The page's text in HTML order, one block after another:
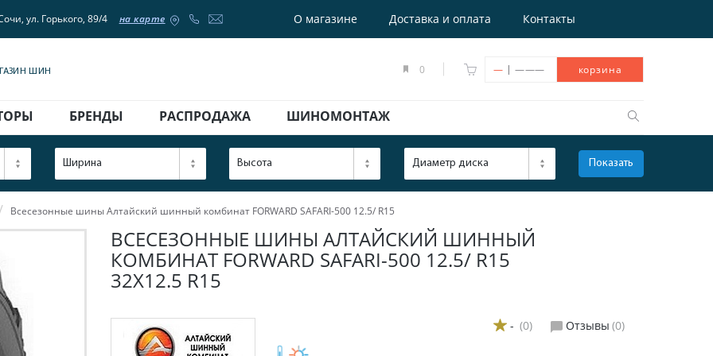
ул. Горького, 89/4 на карте О магазине Доставка и оплата Контакты
ШИН 0 — | ——— корзина
БРЕНДЫ РАСПРОДАЖА ШИНОМОНТАЖ
ОТКРЫТЬ
Ширина Высота Диаметр диска Показать
Всесезонные шины Алтайский шинный комбинат FORWARD SAFARI-500 12.5/ R15
ВСЕСЕЗОННЫЕ ШИНЫ АЛТАЙСКИЙ ШИННЫЙ
КОМБИНАТ FORWARD SAFARI-500 12.5/ R15
32X12.5 R15
- (0) Отзывы (0)